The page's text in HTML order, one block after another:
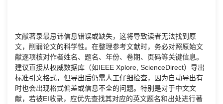
文献著录最忌讳信息错误或缺失，这将导致读者无法找到原
文，削弱论文的科学性。在整理参考文献时，务必对照原始文
献逐项核对作者姓名、题名、年份、卷期、页码等关键信息。
建议直接从权威数据库（如IEEE Xplore, ScienceDirect）导出
标准引文格式，但导出后仍需人工仔细检查，因为自动导出有
时也会出现格式偏差或信息不全的问题。特别是对于中文文
献，若被EI收录，应优先查找其对应的英文题名和出处进行著